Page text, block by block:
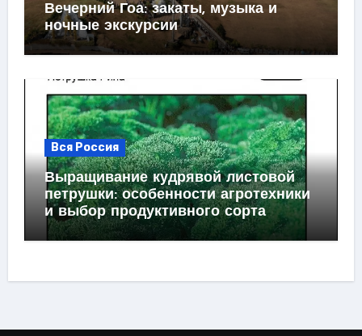
Вечерний Гоа: закаты, музыка и
ночные экскурсии
Вся Россия
Выращивание кудрявой листовой
петрушки: особенности агротехники
и выбор продуктивного сорта